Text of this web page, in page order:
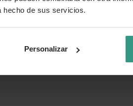
hecho de sus servicios.
Personalizar